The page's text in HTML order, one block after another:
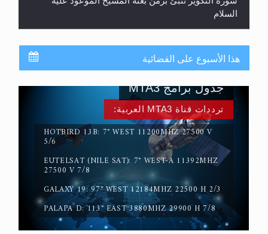
السلام
حقيقة المسيح الدجال
هذا الأسبوع على الفضائية
ترددات قناة MTA3 العربية:
HOTBIRD 13B: 7° WEST 11200MHZ 27500 V
5/6
EUTELSAT (NILE SAT): 7° WEST-A 11392MHZ
27500 V 7/8
GALAXY 19: 97° WEST 12184MHZ 22500 H 2/3
PALAPA D: 113° EAST 3880MHZ 29900 H 7/8
جدول برامج MTA3